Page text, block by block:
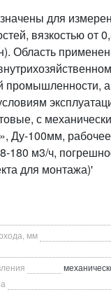
для
вязкостью от
Область
промышленности, а
с
Ду-100мм,
180 м3/ч,
для монтажа)'
мм